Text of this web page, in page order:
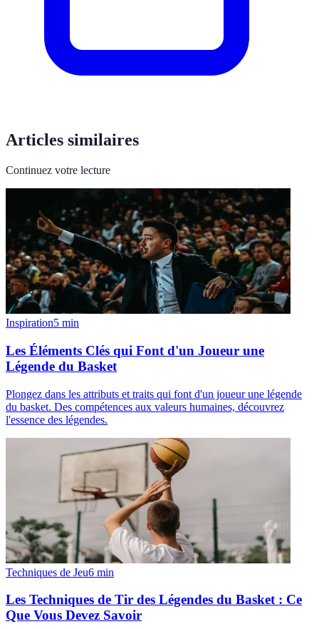
Articles similaires
Continuez votre lecture
Inspiration5 min
Les Éléments Clés qui Font d'un Joueur une
Légende du Basket
Plongez dans les attributs et traits qui font d'un joueur une légende
du basket. Des compétences aux valeurs humaines, découvrez
l'essence des légendes.
Techniques de Jeu6 min
Les Techniques de Tir des Légendes du Basket : Ce
Que Vous Devez Savoir